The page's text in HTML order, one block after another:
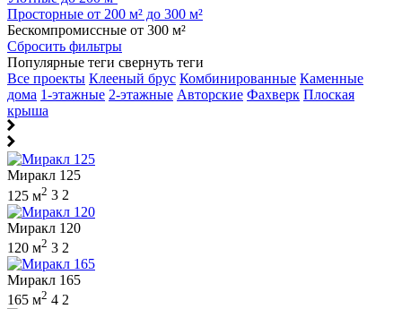
Просторные от 200 м² до 300 м²
Бескомпромиссные от 300 м²
Сбросить фильтры
Популярные теги свернуть теги
Все проекты Клееный брус Комбинированные Каменные
дома 1-этажные 2-этажные Авторские Фахверк Плоская
крыша
Миракл 125
125 м2 3 2
Миракл 120
120 м2 3 2
Миракл 165
165 м2 4 2